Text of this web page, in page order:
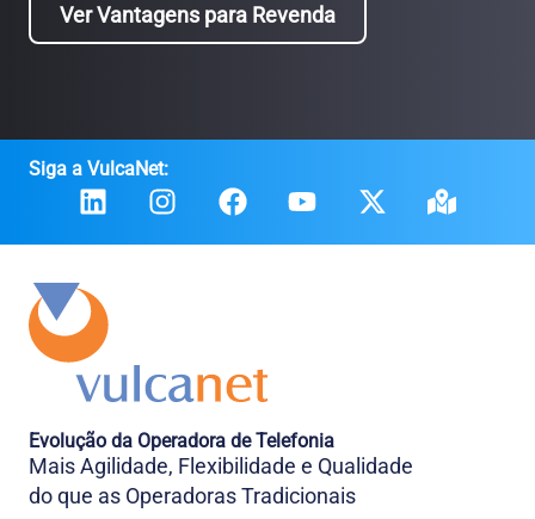
Ver Vantagens para Revenda
Siga a VulcaNet:
Evolução da Operadora de Telefonia
Mais Agilidade, Flexibilidade e Qualidade
do que as Operadoras Tradicionais